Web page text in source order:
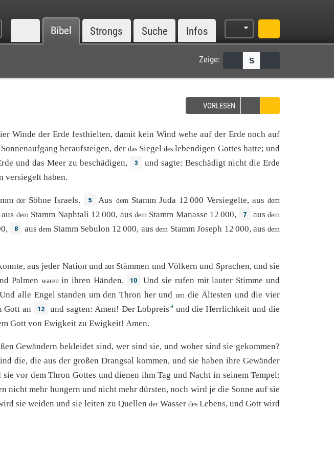
Bibel Strongs Suche Infos
Zeige: S
VORLESEN
Winde der Erde festhielten, damit kein Wind wehe auf der Erde noch auf
Sonnenaufgang heraufsteigen, der das Siegel des lebendigen Gottes hatte;und
und das Meer zubeschädigen, 3 und sagte:Beschädigt nicht die Erde
versiegelt haben.
der Söhne Israels. 5 Aus dem Stamm Juda 12 000 Versiegelte,aus dem
aus dem Stamm Naphtali 12 000, aus dem Stamm Manasse 12 000, 7 aus dem
, 8 aus dem Stamm Sebulon 12 000, aus dem Stamm Joseph 12 000, aus dem
, aus jeder Nation und aus Stämmen und Völkern und Sprachen, undsie
Palmen waren in ihren Händen. 10 Und sie rufen mitlauter Stimme und
Und alle Engel standen um den Thron her und um die Ältesten und die vier
Gott an 12 und sagten: Amen! Der Lobpreis a und die Herrlichkeit und die
Gott von Ewigkeit zu Ewigkeit! Amen.
Gewändern bekleidet sind, wer sindsie, und wohersind sie gekommen?
die, die aus der großen Drangsal kommen, undsie habenihre Gewänder
sievor dem Thron Gottes und dienen ihm Tag und Nacht in seinem Tempel;
nicht mehr hungern und nicht mehr dürsten,noch wird je die Sonne auf sie
sie weiden und sie leiten zu Quellen der Wasser des Lebens, und Gott wird